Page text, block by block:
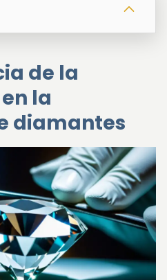
de la
la
diamantes